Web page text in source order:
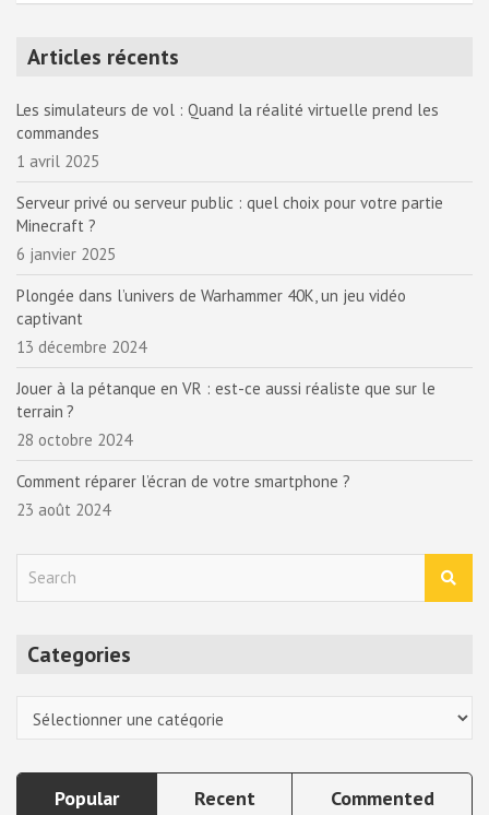
Articles récents
Les simulateurs de vol : Quand la réalité virtuelle prend les
commandes
1 avril 2025
Serveur privé ou serveur public : quel choix pour votre partie
Minecraft ?
6 janvier 2025
Plongée dans l’univers de Warhammer 40K, un jeu vidéo
captivant
13 décembre 2024
Jouer à la pétanque en VR : est-ce aussi réaliste que sur le
terrain ?
28 octobre 2024
Comment réparer l’écran de votre smartphone ?
23 août 2024
Categories
Popular Recent Commented